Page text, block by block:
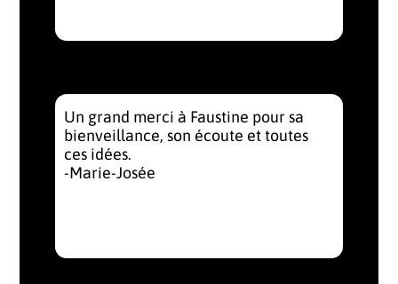
Un grand merci à Faustine pour sa
bienveillance, son écoute et toutes
ces idées.
-Marie-Josée